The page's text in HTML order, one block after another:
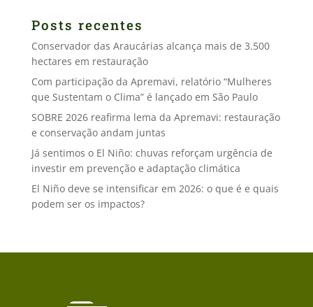
Posts recentes
Conservador das Araucárias alcança mais de 3.500
hectares em restauração
Com participação da Apremavi, relatório “Mulheres
que Sustentam o Clima” é lançado em São Paulo
SOBRE 2026 reafirma lema da Apremavi: restauração
e conservação andam juntas
Já sentimos o El Niño: chuvas reforçam urgência de
investir em prevenção e adaptação climática
El Niño deve se intensificar em 2026: o que é e quais
podem ser os impactos?